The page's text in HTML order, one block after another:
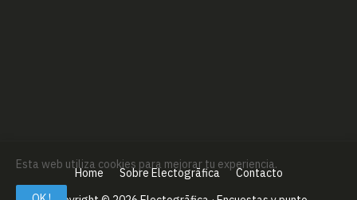
Home Sobre Electogrāfica Contacto
Esta web utiliza cookies para mejorar tu experiencia.